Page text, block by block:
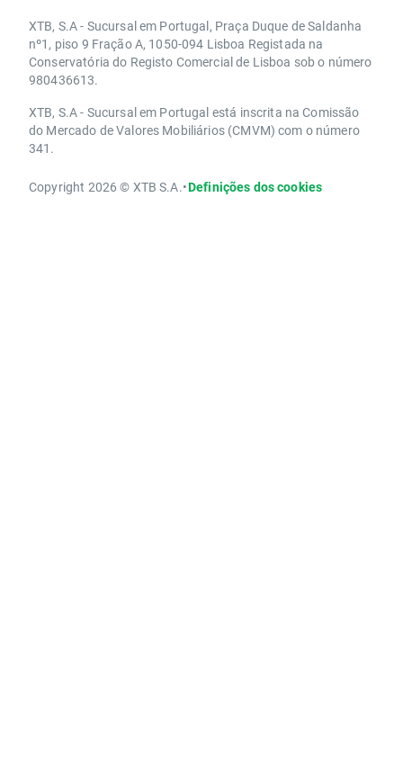
XTB, S.A - Sucursal em Portugal, Praça Duque de Saldanha
nº1, piso 9 Fração A, 1050-094 Lisboa Registada na
Conservatória do Registo Comercial de Lisboa sob o número
980436613.
XTB, S.A - Sucursal em Portugal está inscrita na Comissão
do Mercado de Valores Mobiliários (CMVM) com o número
341.
Copyright 2026 © XTB S.A.•Definições dos cookies